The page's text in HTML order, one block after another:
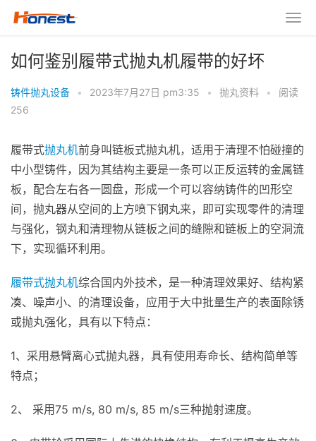
如何鉴别履带式抛丸机履带的好坏
铸件抛丸设备 • 2023年7月27日 pm3:35 • 抛丸资料 •
阅读
256
履带式抛丸机前身叫链板式抛丸机，适用于清理不怕碰撞的
中小型铸件，因为其结构主要是一条可以正反运转的金属链
板，配合左右各一圆盘，形成一个可以容纳铸件的凹形空
间，抛丸器从空间的上方喷下钢丸来，即可实现零件的清理
与强化，钢丸和清理物从链板之间的缝隙和链板上的空洞流
下，实现循环利用。
履带式抛丸机综合国内外技术，是一种清理效果好、结构紧
凑、噪声小、的清理设备，应用于大中批量生产的表面除锈
或抛丸强化，具有以下特点：
1、采用悬臂离心式抛丸器，具有使用寿命长、结构简单等
特点；
2、 采用75 m/s, 80 m/s, 85 m/s三种抛射速度。